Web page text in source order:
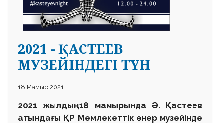
2021 - ҚАСТЕЕВ
МУЗЕЙІНДЕГІ ТҮН
18 Мамыр 2021
2021 жылдың 18 мамырында Ә. Қастеев
атындағы ҚР Мемлекеттік өнер музейінде